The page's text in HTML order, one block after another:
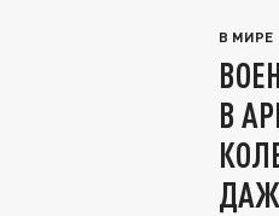
В МИРЕ
В